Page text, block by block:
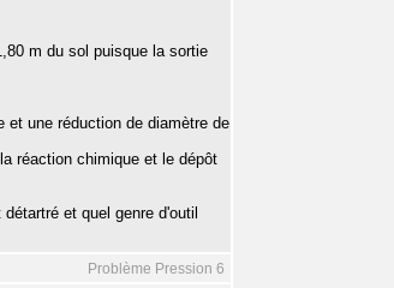
m du sol puisque la sortie
une réduction de diamètre de
réaction chimique et le dépôt
et quel genre d'outil
Problème Pression 6